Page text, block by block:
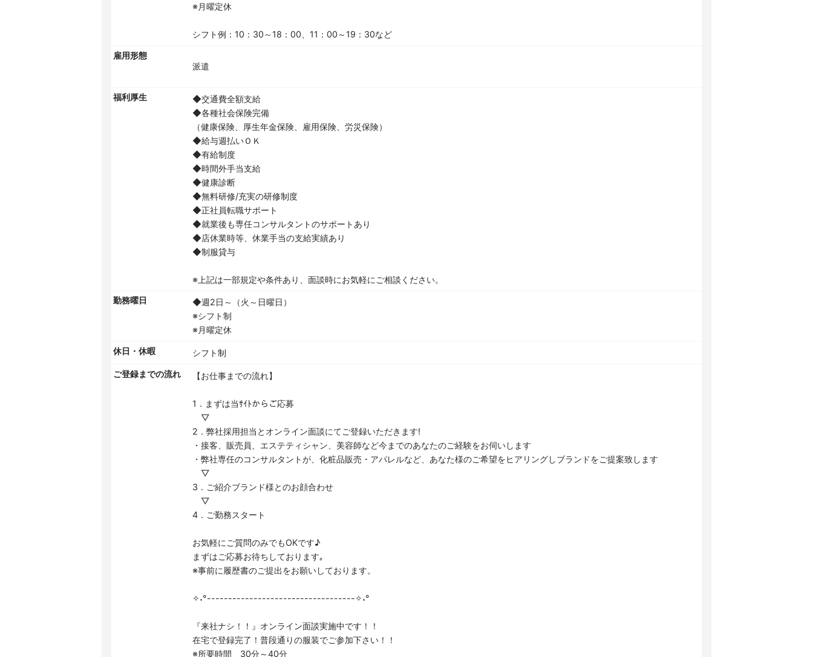
※月曜定休
シフト例：10：30～18：00、11：00～19：30など
雇用形態
派遣
福利厚生
◆交通費全額支給
◆各種社会保険完備
（健康保険、厚生年金保険、雇用保険、労災保険）
◆給与週払いＯＫ
◆有給制度
◆時間外手当支給
◆健康診断
◆無料研修/充実の研修制度
◆正社員転職サポート
◆就業後も専任コンサルタントのサポートあり
◆店休業時等、休業手当の支給実績あり
◆制服貸与
※上記は一部規定や条件あり、面談時にお気軽にご相談ください。
勤務曜日
◆週2日～（火～日曜日）
※シフト制
※月曜定休
休日・休暇 シフト制
ご登録までの流れ 【お仕事までの流れ】
1．まずは当ｻｲﾄからご応募
▽
2．弊社採用担当とオンライン面談にてご登録いただきます!
・接客、販売員、エステティシャン、美容師など今までのあなたのご経験をお伺いします
・弊社専任のコンサルタントが、化粧品販売・アパレルなど、あなた様のご希望をヒアリングしブランドをご提案致します
▽
3．ご紹介ブランド様とのお顔合わせ
▽
4．ご勤務スタート
お気軽にご質問のみでもOKです♪
まずはご応募お待ちしております｡
※事前に履歴書のご提出をお願いしております。
✧˖°-----------------------------------✧˖°
『来社ナシ！！』オンライン面談実施中です！！
在宅で登録完了！普段通りの服装でご参加下さい！！
※所要時間 30分～40分